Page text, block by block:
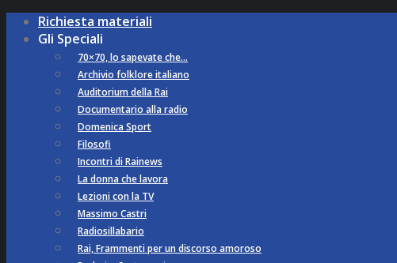
Richiesta materiali
Gli Speciali
70×70, lo sapevate che…
Archivio folklore italiano
Auditorium della Rai
Documentario alla radio
Domenica Sport
Filosofi
Incontri di Rainews
La donna che lavora
Lezioni con la TV
Massimo Castri
Radiosillabario
Rai, Frammenti per un discorso amoroso